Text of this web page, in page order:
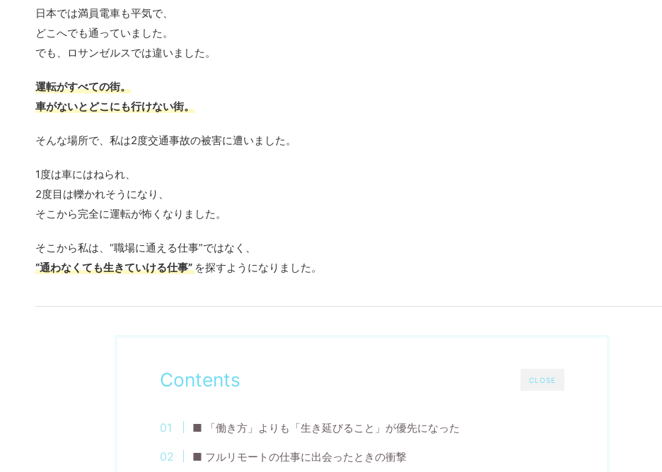
日本では満員電車も平気で、
どこへでも通っていました。
でも、ロサンゼルスでは違いました。
運転がすべての街。
車がないとどこにも行けない街。
そんな場所で、私は2度交通事故の被害に遭いました。
1度は車にはねられ、
2度目は轢かれそうになり、
そこから完全に運転が怖くなりました。
そこから私は、“職場に通える仕事”ではなく、
“通わなくても生きていける仕事” を探すようになりました。
CLOSE
Contents
■ 「働き方」よりも「生き延びること」が優先になった
■ フルリモートの仕事に出会ったときの衝撃